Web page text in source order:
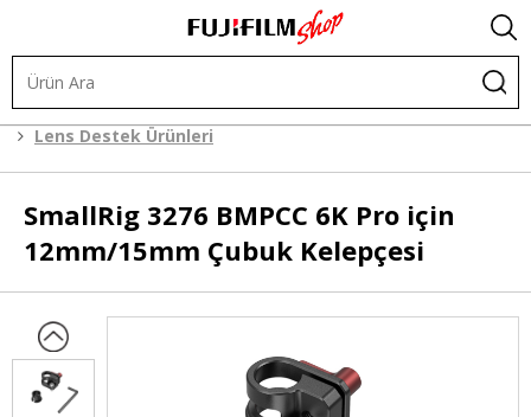
Lens Destek Ürünleri
SmallRig 3276 BMPCC 6K Pro için
12mm/15mm Çubuk Kelepçesi